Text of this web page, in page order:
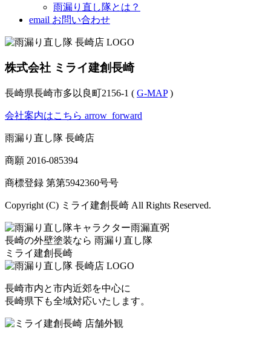
雨漏り直し隊とは？
email お問い合わせ
株式会社 ミライ建創長崎
長崎県長崎市多以良町2156-1 ( G-MAP)
会社案内はこちら arrow_forward
雨漏り直し隊 長崎店
商願 2016-085394
商標登録 第第5942360号号
Copyright (C) ミライ建創長崎 All Rights Reserved.
長崎の外壁塗装なら 雨漏り直し隊
ミライ建創長崎
長崎市内と市内近郊を中心に
長崎県下も全域対応いたします。